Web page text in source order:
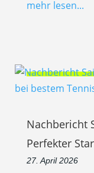
mehr lesen...
Nachbericht
Perfekter
27. April 2026